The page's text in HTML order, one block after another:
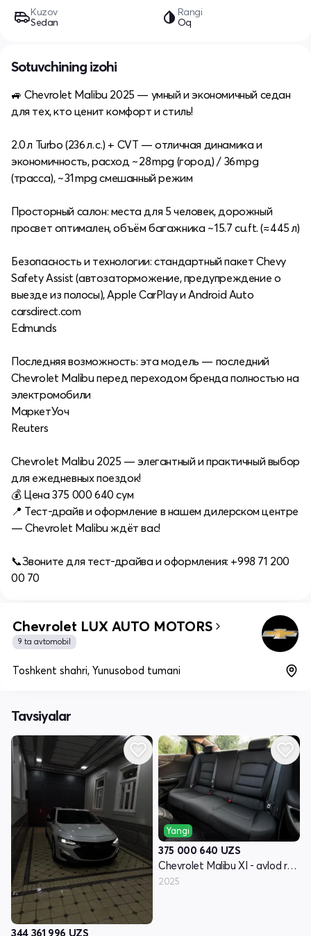
Kuzov
Sedan
Rangi
Oq
Sotuvchining izohi
🚙 Chevrolet Malibu 2025 — умный и экономичный седан
для тех, кто ценит комфорт и стиль!
2.0 л Turbo (236 л. с.) + CVT — отличная динамика и
экономичность, расход ~ 28 mpg (город) / 36 mpg
(трасса), ~ 31 mpg смешанный режим
Просторный салон: места для 5 человек, дорожный
просвет оптимален, объём багажника ~ 15.7 cu.ft. (≈ 445 л)
Безопасность и технологии: стандартный пакет Chevy
Safety Assist (автозаторможение, предупреждение о
выезде из полосы), Apple CarPlay и Android Auto
carsdirect.com
Edmunds
Последняя возможность: эта модель — последний
Chevrolet Malibu перед переходом бренда полностью на
электромобили
МаркетУоч
Reuters
Chevrolet Malibu 2025 — элегантный и практичный выбор
для ежедневных поездок!
💰 Цена 375 000 640 сум
📍 Тест-драйв и оформление в нашем дилерском центре
— Chevrolet Malibu ждёт вас!
📞Звоните для тест‑драйва и оформления: +998 71 200
00 70
Chevrolet LUX AUTO MOTORS
9 ta avtomobil
Toshkent shahri, Yunusobod tumani
Tavsiyalar
344 361 996 UZS
Yangi
375 000 640 UZS
Chevrolet Malibu XI - avlod restyling
2025